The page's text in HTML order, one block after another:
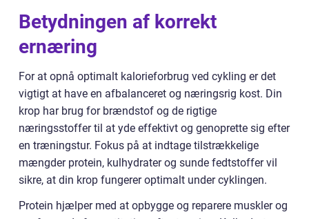
Betydningen af korrekt
ernæring
For at opnå optimalt kalorieforbrug ved cykling er det
vigtigt at have en afbalanceret og næringsrig kost. Din
krop har brug for brændstof og de rigtige
næringsstoffer til at yde effektivt og genoprette sig efter
en træningstur. Fokus på at indtage tilstrækkelige
mængder protein, kulhydrater og sunde fedtstoffer vil
sikre, at din krop fungerer optimalt under cyklingen.
Protein hjælper med at opbygge og reparere muskler og